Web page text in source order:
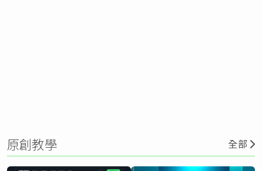
原創教學 全部